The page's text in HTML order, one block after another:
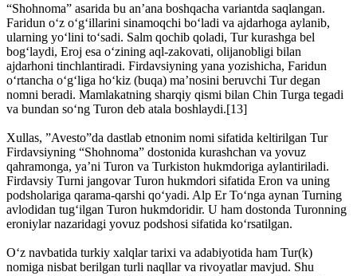
“Shohnoma” asarida bu an’ana boshqacha variantda saqlangan.
Faridun o‘z o‘g‘illarini sinamoqchi bo‘ladi va ajdarhoga aylanib,
ularning yo‘lini to‘sadi. Salm qochib qoladi, Tur kurashga bel
bog‘laydi, Eroj esa o‘zining aql-zakovati, olijanobligi bilan
ajdarhoni tinchlantiradi. Firdavsiyning yana yozishicha, Faridun
o‘rtancha o‘g‘liga ho‘kiz (buqa) ma’nosini beruvchi Tur degan
nomni beradi. Mamlakatning sharqiy qismi bilan Chin Turga tegadi
va bundan so‘ng Turon deb atala boshlaydi.[13]
Xullas, ”Avesto”da dastlab etnonim nomi sifatida keltirilgan Tur
Firdavsiyning “Shohnoma” dostonida kurashchan va yovuz
qahramonga, ya’ni Turon va Turkiston hukmdoriga aylantiriladi.
Firdavsiy Turni jangovar Turon hukmdori sifatida Eron va uning
podsholariga qarama-qarshi qo‘yadi. Alp Er To‘nga aynan Turning
avlodidan tug‘ilgan Turon hukmdoridir. U ham dostonda Turonning
eroniylar nazaridagi yovuz podshosi sifatida ko‘rsatilgan.
O‘z navbatida turkiy xalqlar tarixi va adabiyotida ham Tur(k)
nomiga nisbat berilgan turli naqllar va rivoyatlar mavjud. Shu